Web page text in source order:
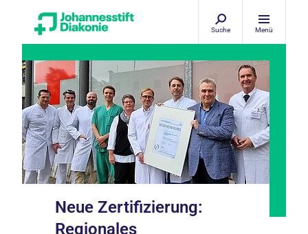
Suche Menü
Neue Zertifizierung:
Regionales